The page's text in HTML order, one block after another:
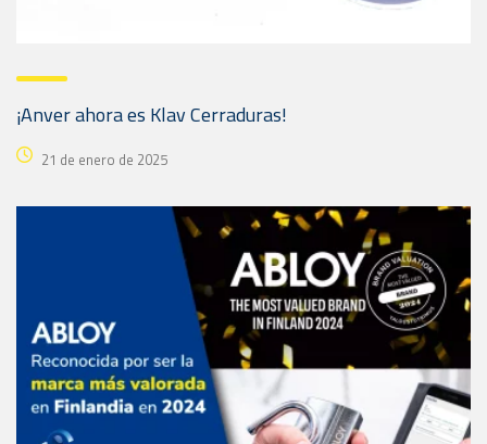
¡Anver ahora es Klav Cerraduras!
21 de enero de 2025